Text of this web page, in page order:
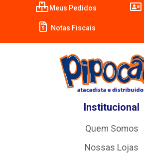
Meus Pedidos
Notas Fiscais
Institucional
Quem Somos
Nossas Lojas